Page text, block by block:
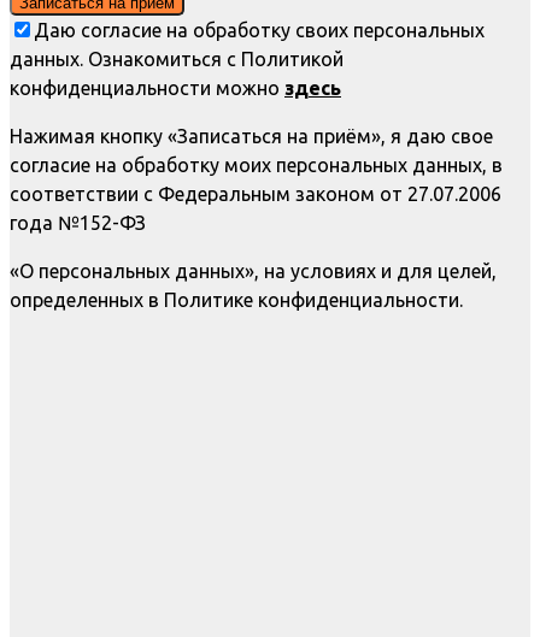
Даю согласие на обработку своих персональных
данных. Ознакомиться с Политикой
конфиденциальности можно здесь
Нажимая кнопку «Записаться на приём», я даю свое
согласие на обработку моих персональных данных, в
соответствии с Федеральным законом от 27.07.2006
года №152-ФЗ
«О персональных данных», на условиях и для целей,
определенных в Политике конфиденциальности.